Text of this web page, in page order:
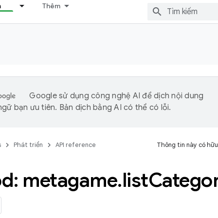
Thêm
Google sử dụng công nghệ AI để dịch nội dung
bạn ưu tiên. Bản dịch bằng AI có thể có lỗi.
Phát triển API reference Thông tin này có
metagame.list